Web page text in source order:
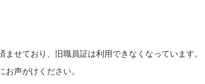
せており、旧職員証は利用できなくなっています。
声がけください。